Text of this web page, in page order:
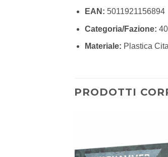
EAN: 5011921156894
Categoria/Fazione:
Materiale: Plastica
PRODOTTI